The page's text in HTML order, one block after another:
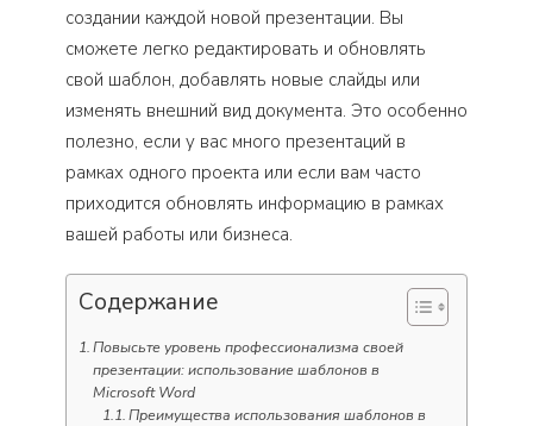
создании каждой новой презентации. Вы
сможете легко редактировать и обновлять
свой шаблон, добавлять новые слайды или
изменять внешний вид документа. Это особенно
полезно, если у вас много презентаций в
рамках одного проекта или если вам часто
приходится обновлять информацию в рамках
вашей работы или бизнеса.
Содержание
Повысьте уровень профессионализма своей
презентации: использование шаблонов в
Microsoft Word
Преимущества использования шаблонов в